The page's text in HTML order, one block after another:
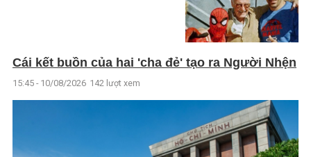
Cái kết buồn của hai 'cha đẻ' tạo ra Người Nhện
15:45 - 10/08/2026 142 lượt xem